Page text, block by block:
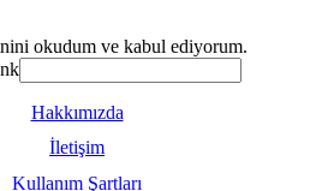
okudum ve kabul ediyorum.
Hakkımızda
İletişim
Kullanım Şartları